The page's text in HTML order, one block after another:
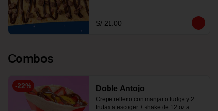
S/ 21.00
Combos
-22% Doble Antojo
Crepe relleno con manjar o fudge y 2
frutas a escoger + shake de 12 oz a